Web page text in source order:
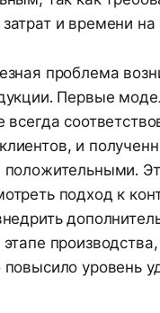
и времени
проблема
Первые
всегда
и
положительными.
подход к
повысило уровень